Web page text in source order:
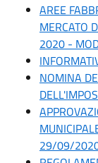
AREE
MERCATO
2020 -
NOMINA
29/09/